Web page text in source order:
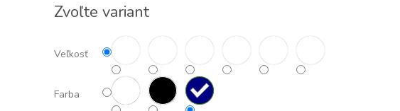
cena:
Zvoľte variant
Veľkosť
Farba